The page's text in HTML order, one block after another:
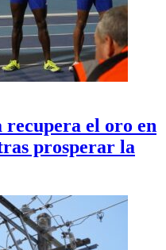
el oro en
prosperar la